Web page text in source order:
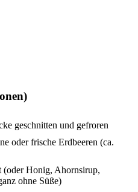
geschnitten und gefroren
oder frische Erdbeeren (ca.
(oder Honig, Ahornsirup,
ohne Süße)